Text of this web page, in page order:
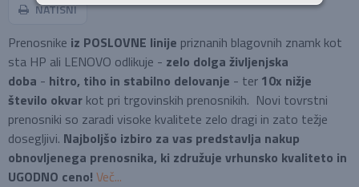
NATISNI
Prenosnike iz POSLOVNE linije priznanih blagovnih znamk kot
sta HP ali LENOVO odlikuje - zelo dolga življenjska
doba - hitro, tiho in stabilno delovanje - ter 10x nižje
število okvar kot pri trgovinskih prenosnikih. Novi tovrstni
prenosniki so zaradi visoke kvalitete zelo dragi in zato težje
dosegljivi. Najboljšo izbiro za vas predstavlja nakup
obnovljenega prenosnika, ki združuje vrhunsko kvaliteto in
UGODNO ceno! Več...